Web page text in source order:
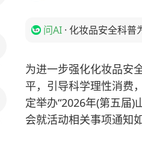
问AI · 化妆品安全科普
为进一步强化化妆品安
平，引导科学理性消费
定举办“2026年(第五届
会就活动相关事项通知如